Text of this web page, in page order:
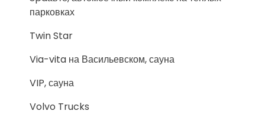
парковках
Twin Star
Via-vita на Васильевском, сауна
VIP, сауна
Volvo Trucks